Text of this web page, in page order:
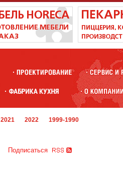
2021 2022 1999-1990
Подписаться